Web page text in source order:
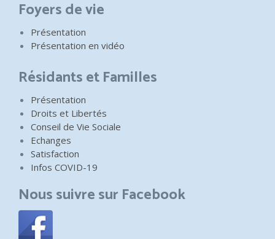
Foyers de vie
Présentation
Présentation en vidéo
Résidants et Familles
Présentation
Droits et Libertés
Conseil de Vie Sociale
Echanges
Satisfaction
Infos COVID-19
Nous suivre sur Facebook